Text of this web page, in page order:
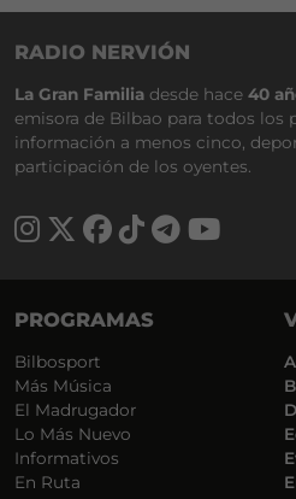
RADIO NERVIÓN
La Gran Familia desde hace 40
emisora de Bilbao para todos los
información a menos cinco,
participación de los oyentes.
PROGRAMAS
Bilbosport
Más Música
El Madrugador
Lo Más Nuevo
Informativos
En Ruta